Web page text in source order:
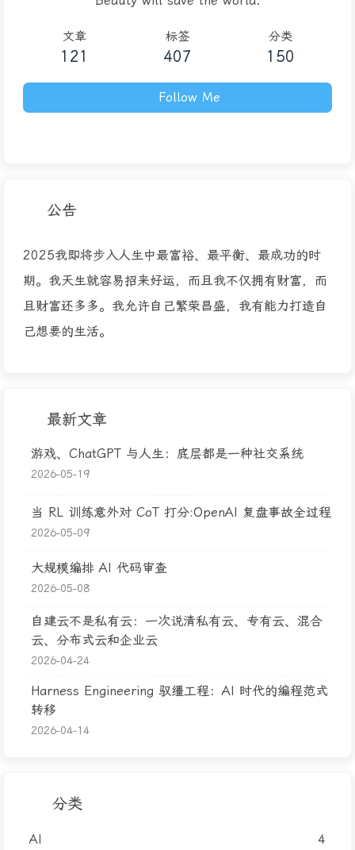
文章
121
标签
407
分类
150
Follow Me
公告
2025我即将步入人生中最富裕、最平衡、最成功的时
期。我天生就容易招来好运，而且我不仅拥有财富，而
且财富还多多。我允许自己繁荣昌盛，我有能力打造自
己想要的生活。
最新文章
游戏、ChatGPT 与人生：底层都是一种社交系统
2026-05-19
当 RL 训练意外对 CoT 打分:OpenAI 复盘事故全过程
2026-05-09
大规模编排 AI 代码审查
2026-05-08
自建云不是私有云：一次说清私有云、专有云、混合
云、分布式云和企业云
2026-04-24
Harness Engineering 驭缰工程：AI 时代的编程范式
转移
2026-04-14
分类
AI
4